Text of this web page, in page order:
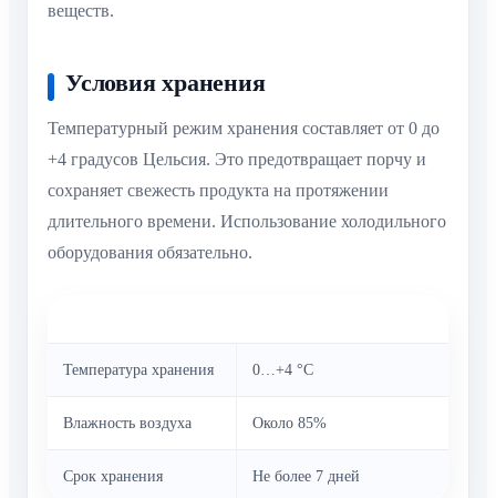
веществ.
Условия хранения
Температурный режим хранения составляет от 0 до
+4 градусов Цельсия. Это предотвращает порчу и
сохраняет свежесть продукта на протяжении
длительного времени. Использование холодильного
оборудования обязательно.
Температура хранения 0…+4 °C
Влажность воздуха Около 85%
Срок хранения Не более 7 дней